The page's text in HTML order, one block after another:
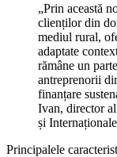
„Prin această
clienților din
mediul rural,
adaptate
rămâne un
antreprenorii
finanțare
Ivan, director
și
Principalele